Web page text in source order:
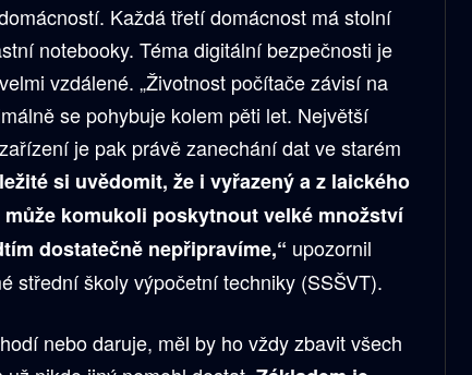
Každá třetí domácnost má stolní
notebooky. Téma digitální bezpečnosti je
vzdálené. „Životnost počítače závisí na
se pohybuje kolem pěti let. Největší
je pak právě zanechání dat ve starém
si uvědomit, že i vyřazený a z laického
komukoli poskytnout velké množství
dostatečně nepřipravíme,“ upozornil
střední školy výpočetní techniky (SSŠVT).
nebo daruje, měl by ho vždy zbavit všech